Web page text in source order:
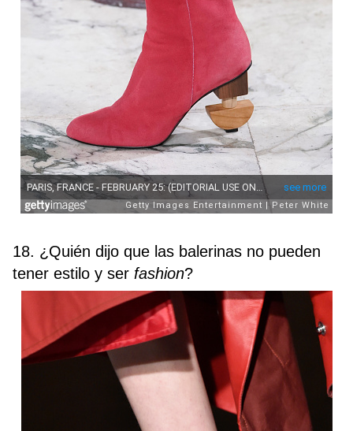
18. ¿Quién dijo que las balerinas no pueden
tener estilo y ser fashion?